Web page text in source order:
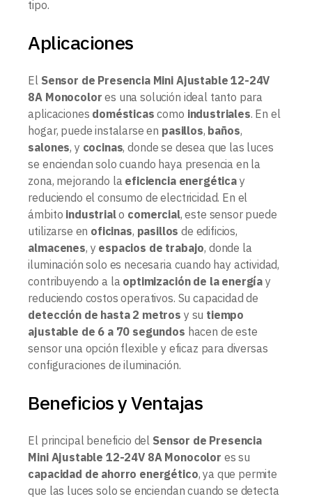
tipo.
Aplicaciones
El Sensor de Presencia Mini Ajustable 12-24V
8A Monocolor es una solución ideal tanto para
aplicaciones domésticas como industriales. En el
hogar, puede instalarse en pasillos, baños,
salones, y cocinas, donde se desea que las luces
se enciendan solo cuando haya presencia en la
zona, mejorando la eficiencia energéticay
reduciendo el consumo de electricidad. En el
ámbito industrialo comercial, este sensor puede
utilizarse en oficinas, pasillos de edificios,
almacenes, y espacios de trabajo, donde la
iluminación solo es necesaria cuando hay actividad,
contribuyendo a la optimización de la energía y
reduciendo costos operativos. Su capacidad de
detección de hasta 2 metros y su tiempo
ajustable de 6 a 70 segundos hacen de este
sensor una opción flexible y eficaz para diversas
configuraciones de iluminación.
Beneficios y Ventajas
El principal beneficio del Sensor de Presencia
Mini Ajustable 12-24V 8A Monocolor es su
capacidad de ahorro energético, ya que permite
que las luces solo se enciendan cuando se detecta